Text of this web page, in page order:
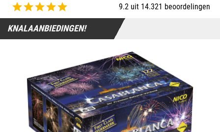
9.2 uit 14.321 beoordelingen
KNALAANBIEDINGEN!